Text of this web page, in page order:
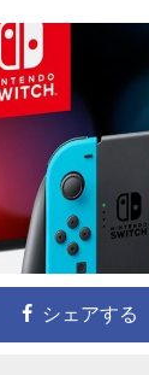
シェアする